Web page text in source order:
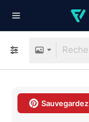
Sauvegardez